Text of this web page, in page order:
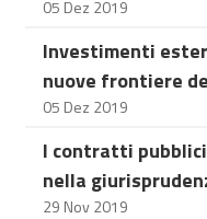
05 Dez 2019
Investimenti
nuove frontiere
05 Dez 2019
I contratti
nella
29 Nov 2019